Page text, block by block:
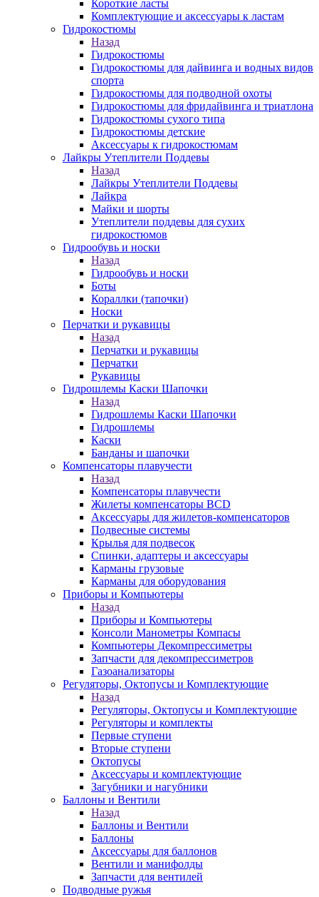
Короткие ласты
Комплектующие и аксессуары к ластам
Гидрокостюмы
Назад
Гидрокостюмы
Гидрокостюмы для дайвинга и водных видов
спорта
Гидрокостюмы для подводной охоты
Гидрокостюмы для фридайвинга и триатлона
Гидрокостюмы сухого типа
Гидрокостюмы детские
Аксессуары к гидрокостюмам
Лайкры Утеплители Поддевы
Назад
Лайкры Утеплители Поддевы
Лайкра
Майки и шорты
Утеплители поддевы для сухих
гидрокостюмов
Гидрообувь и носки
Назад
Гидрообувь и носки
Боты
Кораллки (тапочки)
Носки
Перчатки и рукавицы
Назад
Перчатки и рукавицы
Перчатки
Рукавицы
Гидрошлемы Каски Шапочки
Назад
Гидрошлемы Каски Шапочки
Гидрошлемы
Каски
Банданы и шапочки
Компенсаторы плавучести
Назад
Компенсаторы плавучести
Жилеты компенсаторы BCD
Аксессуары для жилетов-компенсаторов
Подвесные системы
Крылья для подвесок
Спинки, адаптеры и аксессуары
Карманы грузовые
Карманы для оборудования
Приборы и Компьютеры
Назад
Приборы и Компьютеры
Консоли Манометры Компасы
Компьютеры Декомпрессиметры
Запчасти для декомпрессиметров
Газоанализаторы
Регуляторы, Октопусы и Комплектующие
Назад
Регуляторы, Октопусы и Комплектующие
Регуляторы и комплекты
Первые ступени
Вторые ступени
Октопусы
Аксессуары и комплектующие
Загубники и нагубники
Баллоны и Вентили
Назад
Баллоны и Вентили
Баллоны
Аксессуары для баллонов
Вентили и манифолды
Запчасти для вентилей
Подводные ружья